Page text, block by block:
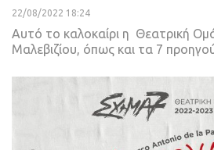
22/08/2022 18:24
Αυτό το καλοκαίρι η Θεατρική
Μαλεβιζίου, όπως και τα 7